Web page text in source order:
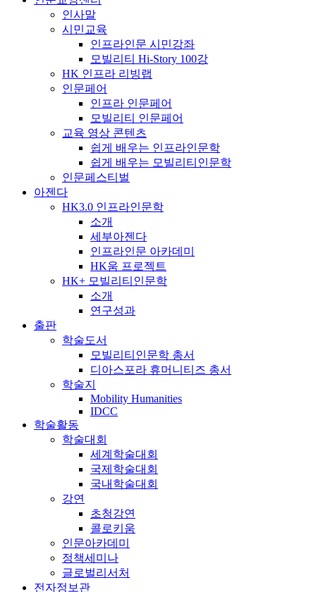
인사말
시민교육
인프라인문 시민강좌
모빌리티 Hi-Story 100강
HK 인프라 리빙랩
인문페어
인프라 인문페어
모빌리티 인문페어
교육 영상 콘텐츠
쉽게 배우는 인프라인문학
쉽게 배우는 모빌리티인문학
인문페스티벌
아젠다
HK3.0 인프라인문학
소개
세부아젠다
인프라인문 아카데미
HK움 프로젝트
HK+ 모빌리티인문학
소개
연구성과
출판
학술도서
모빌리티인문학 총서
디아스포라 휴머니티즈 총서
학술지
Mobility Humanities
IDCC
학술활동
학술대회
세계학술대회
국제학술대회
국내학술대회
강연
초청강연
콜로키움
인문아카데미
정책세미나
글로벌리서처
전자정보관